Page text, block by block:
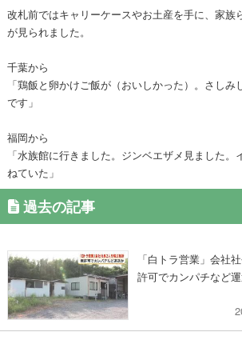
改札前ではキャリーケースやお土産を手に、家族
が見られました。
千葉から
「鶏飯と卵かけご飯が（おいしかった）。さしみ
です」
福岡から
「水族館に行きました。ジンベエザメ見ました。
ねていた」
過去の記事
「白トラ営業」会社
許可でカンパチなど運